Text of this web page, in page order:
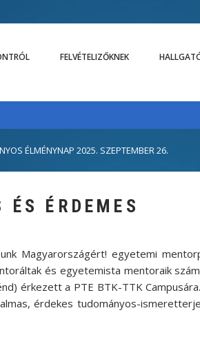
FELVÉTELIZŐKNEK
ÉLMÉNYNAP 2025. SZEPTEMBER 26.
ÉRDEMES
Magyarországért! egyetemi
és egyetemista mentoraik
érkezett a PTE BTK-TTK
érdekes tudományos-